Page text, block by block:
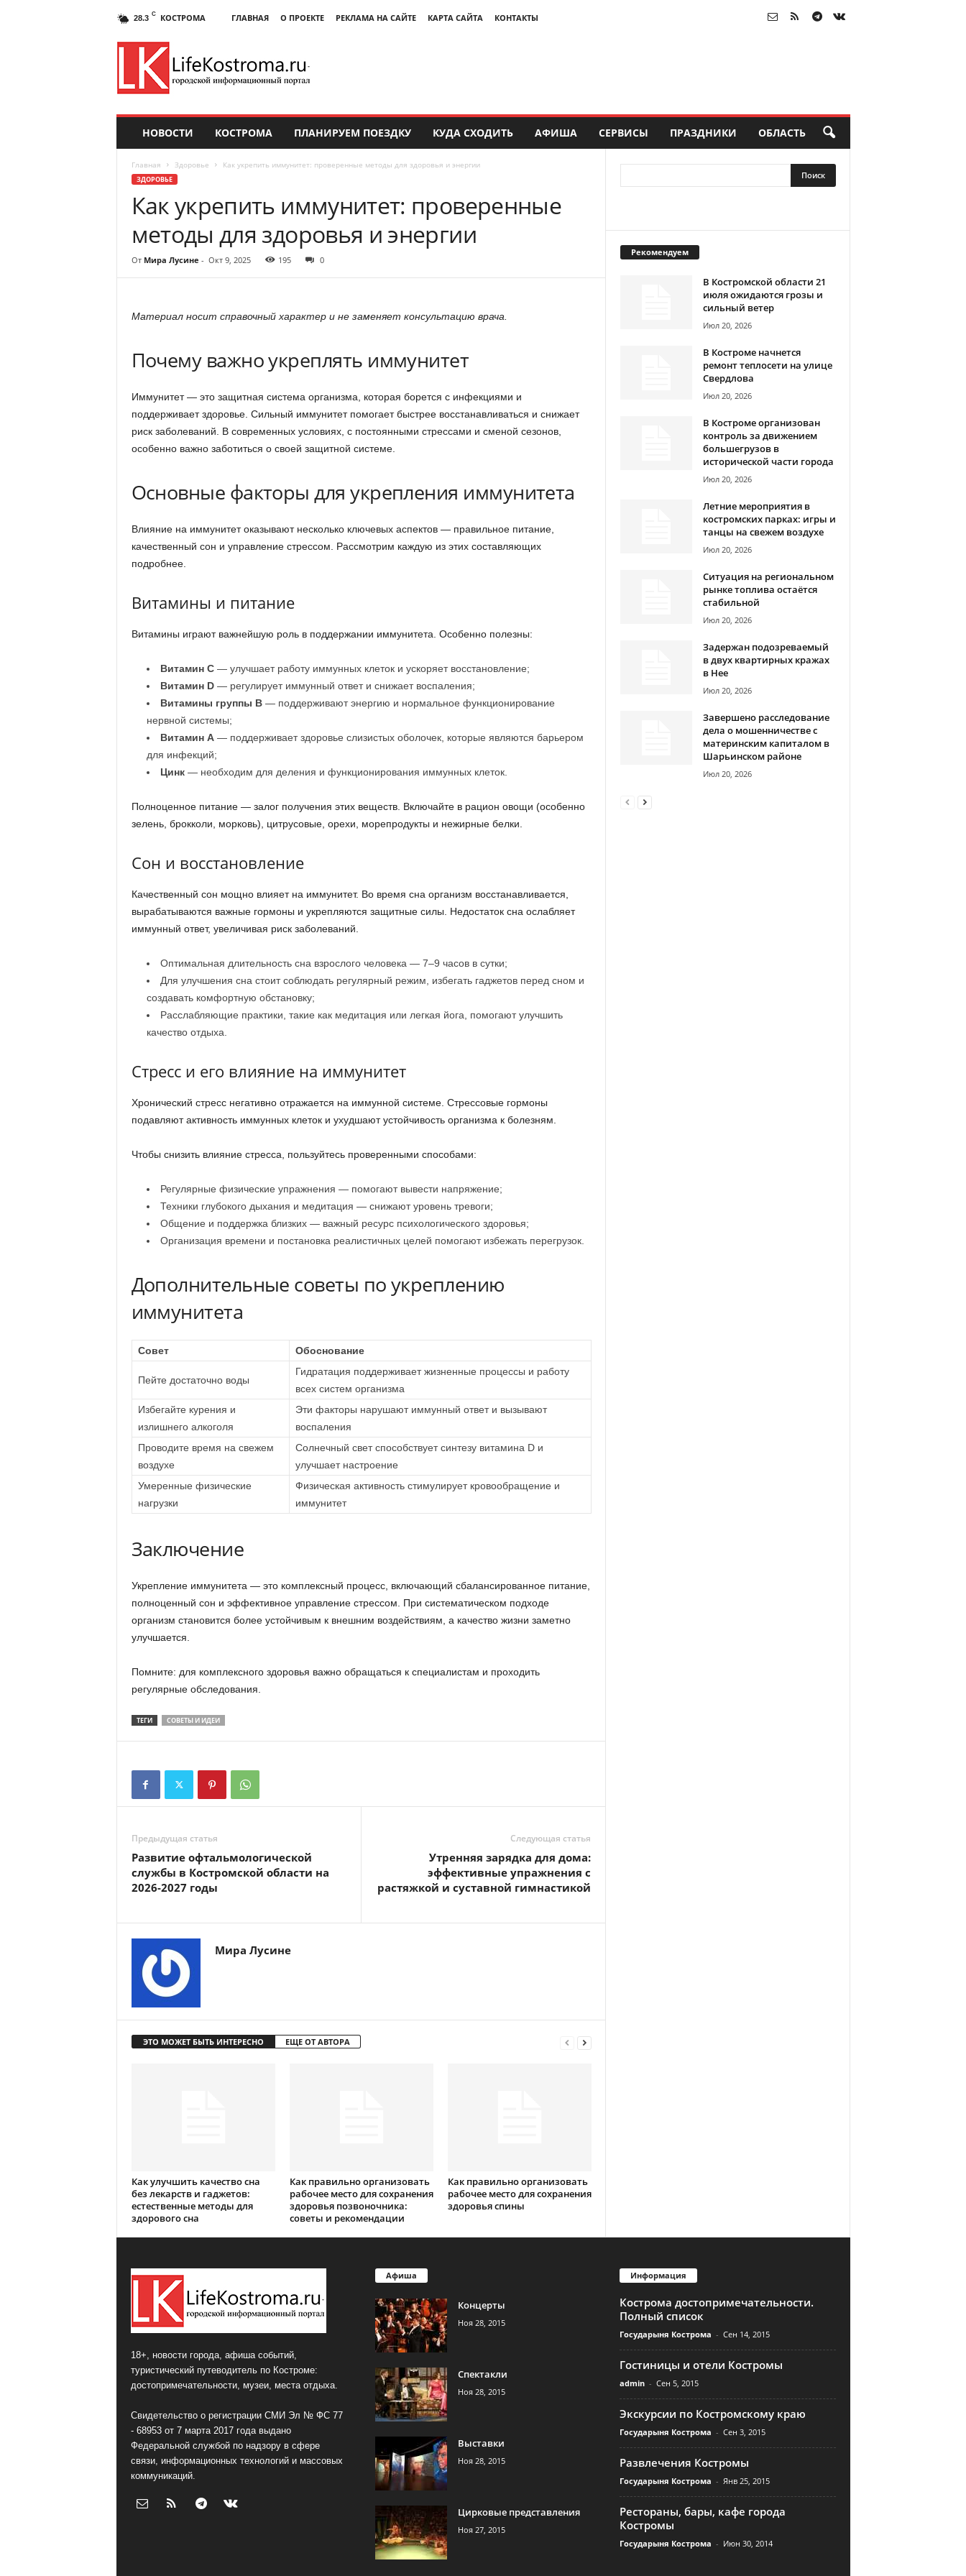
28.3 C КОСТРОМА ГЛАВНАЯ О ПРОЕКТЕ РЕКЛАМА НА САЙТЕ КАРТА САЙТА КОНТАКТЫ
НОВОСТИ КОСТРОМА ПЛАНИРУЕМ ПОЕЗДКУ КУДА СХОДИТЬ АФИША СЕРВИСЫ ПРАЗДНИКИ ОБЛАСТЬ
Главная Здоровье Как укрепить иммунитет: проверенные методы для здоровья и энергии
ЗДОРОВЬЕ
Как укрепить иммунитет: проверенные
методы для здоровья и энергии
От Мира Лусине - Окт 9, 2025 195 0
Материал носит справочный характер и не заменяет консультацию врача.
Почему важно укреплять иммунитет
Иммунитет — это защитная система организма, которая борется с инфекциями и
поддерживает здоровье. Сильный иммунитет помогает быстрее восстанавливаться и снижает
риск заболеваний. В современных условиях, с постоянными стрессами и сменой сезонов,
особенно важно заботиться о своей защитной системе.
Основные факторы для укрепления иммунитета
Влияние на иммунитет оказывают несколько ключевых аспектов — правильное питание,
качественный сон и управление стрессом. Рассмотрим каждую из этих составляющих
подробнее.
Витамины и питание
Витамины играют важнейшую роль в поддержании иммунитета. Особенно полезны:
Витамин C— улучшает работу иммунных клеток и ускоряет восстановление;
Витамин D— регулирует иммунный ответ и снижает воспаления;
Витамины группы B— поддерживают энергию и нормальное функционирование
нервной системы;
Витамин A— поддерживает здоровье слизистых оболочек, которые являются барьером
для инфекций;
Цинк— необходим для деления и функционирования иммунных клеток.
Полноценное питание — залог получения этих веществ. Включайте в рацион овощи (особенно
зелень, брокколи, морковь), цитрусовые, орехи, морепродукты и нежирные белки.
Сон и восстановление
Качественный сон мощно влияет на иммунитет. Во время сна организм восстанавливается,
вырабатываются важные гормоны и укрепляются защитные силы. Недостаток сна ослабляет
иммунный ответ, увеличивая риск заболеваний.
Оптимальная длительность сна взрослого человека — 7–9 часов в сутки;
Для улучшения сна стоит соблюдать регулярный режим, избегать гаджетов перед сном и
создавать комфортную обстановку;
Расслабляющие практики, такие как медитация или легкая йога, помогают улучшить
качество отдыха.
Стресс и его влияние на иммунитет
Хронический стресс негативно отражается на иммунной системе. Стрессовые гормоны
подавляют активность иммунных клеток и ухудшают устойчивость организма к болезням.
Чтобы снизить влияние стресса, пользуйтесь проверенными способами:
Регулярные физические упражнения — помогают вывести напряжение;
Техники глубокого дыхания и медитация — снижают уровень тревоги;
Общение и поддержка близких — важный ресурс психологического здоровья;
Организация времени и постановка реалистичных целей помогают избежать перегрузок.
Дополнительные советы по укреплению
иммунитета
Совет Обоснование
Пейте достаточно воды
Гидратация поддерживает жизненные процессы и работу
всех систем организма
Избегайте курения и
излишнего алкоголя
Эти факторы нарушают иммунный ответ и вызывают
воспаления
Проводите время на свежем
воздухе
Солнечный свет способствует синтезу витамина D и
улучшает настроение
Умеренные физические
нагрузки
Физическая активность стимулирует кровообращение и
иммунитет
Заключение
Укрепление иммунитета — это комплексный процесс, включающий сбалансированное питание,
полноценный сон и эффективное управление стрессом. При систематическом подходе
организм становится более устойчивым к внешним воздействиям, а качество жизни заметно
улучшается.
Помните: для комплексного здоровья важно обращаться к специалистам и проходить
регулярные обследования.
ТЕГИ СОВЕТЫ И ИДЕИ
Предыдущая статья
Развитие офтальмологической
службы в Костромской области на
2026-2027 годы
Следующая статья
Утренняя зарядка для дома:
эффективные упражнения с
растяжкой и суставной гимнастикой
Мира Лусине
ЭТО МОЖЕТ БЫТЬ ИНТЕРЕСНО ЕЩЕ ОТ АВТОРА
Как улучшить качество сна
без лекарств и гаджетов:
естественные методы для
здорового сна
Как правильно организовать
рабочее место для сохранения
здоровья позвоночника:
советы и рекомендации
Как правильно организовать
рабочее место для сохранения
здоровья спины
Рекомендуем
В Костромской области 21
июля ожидаются грозы и
сильный ветер
Июл 20, 2026
В Костроме начнется
ремонт теплосети на улице
Свердлова
Июл 20, 2026
В Костроме организован
контроль за движением
большегрузов в
исторической части города
Июл 20, 2026
Летние мероприятия в
костромских парках: игры и
танцы на свежем воздухе
Июл 20, 2026
Ситуация на региональном
рынке топлива остаётся
стабильной
Июл 20, 2026
Задержан подозреваемый
в двух квартирных кражах
в Нее
Июл 20, 2026
Завершено расследование
дела о мошенничестве с
материнским капиталом в
Шарьинском районе
Июл 20, 2026
18+, новости города, афиша событий,
туристический путеводитель по Костроме:
достопримечательности, музеи, места отдыха.
Свидетельство о регистрации СМИ Эл № ФС 77
- 68953 от 7 марта 2017 года выдано
Федеральной службой по надзору в сфере
связи, информационных технологий и массовых
коммуникаций.
Афиша
Концерты
Ноя 28, 2015
Спектакли
Ноя 28, 2015
Выставки
Ноя 28, 2015
Цирковые представления
Ноя 27, 2015
Информация
Кострома достопримечательности.
Полный список
Государыня Кострома - Сен 14, 2015
Гостиницы и отели Костромы
admin - Сен 5, 2015
Экскурсии по Костромскому краю
Государыня Кострома - Сен 3, 2015
Развлечения Костромы
Государыня Кострома - Янв 25, 2015
Рестораны, бары, кафе города
Костромы
Государыня Кострома - Июн 30, 2014